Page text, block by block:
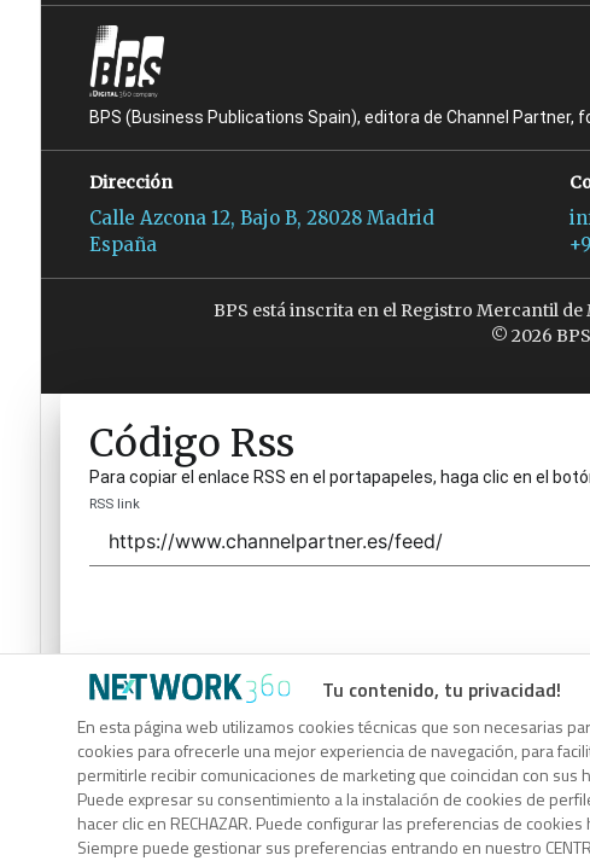
Tu contenido, tu privacidad!
En esta página web utilizamos cookies técnicas que son necesarias
cookies para ofrecerle una mejor experiencia de navegación, para
permitirle recibir comunicaciones de marketing que coincidan con sus
Puede expresar su consentimiento a la instalación de cookies de
hacer clic en RECHAZAR. Puede configurar las preferencias de cookies
Siempre puede gestionar sus preferencias entrando en nuestro
BPS (Business Publications Spain), editora de Channel Partner,
Dirección
Calle Azcona 12, Bajo B, 28028 Madrid
España
BPS está inscrita en el Registro Mercantil de
© 2026
Código Rss
Para copiar el enlace RSS en el portapapeles, haga clic en el
RSS link
Código Rss
Para copiar el enlace RSS en el portapapeles, haga clic en el